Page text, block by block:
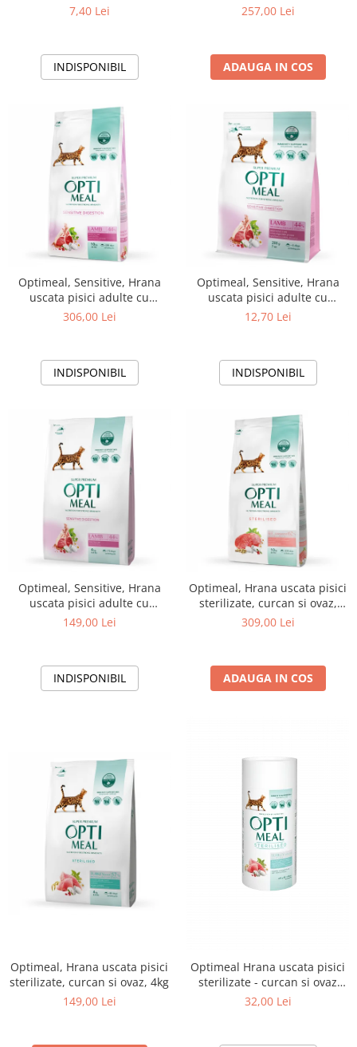
7,40 Lei
INDISPONIBIL
257,00 Lei
ADAUGA IN COS
Optimeal, Sensitive, Hrana
uscata pisici adulte cu
digestie sensibila, Miel, 10kg
306,00 Lei
INDISPONIBIL
Optimeal, Sensitive, Hrana
uscata pisici adulte cu
digestie sensibila, Miel, 200g
12,70 Lei
INDISPONIBIL
Optimeal, Sensitive, Hrana
uscata pisici adulte cu
digestie sensibila, Miel, 4kg
149,00 Lei
INDISPONIBIL
Optimeal, Hrana uscata pisici
sterilizate, curcan si ovaz,
10kg
309,00 Lei
ADAUGA IN COS
Optimeal, Hrana uscata pisici
sterilizate, curcan si ovaz, 4kg
149,00 Lei
Optimeal Hrana uscata pisici
sterilizate - curcan si ovaz
650g
32,00 Lei